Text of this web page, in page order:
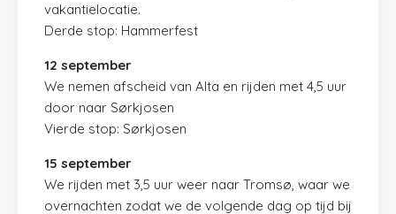
vakantielocatie.
Derde stop: Hammerfest
12 september
We nemen afscheid van Alta en rijden met 4,5 uur
door naar Sørkjosen
Vierde stop: Sørkjosen
15 september
We rijden met 3,5 uur weer naar Tromsø, waar we
overnachten zodat we de volgende dag op tijd bij